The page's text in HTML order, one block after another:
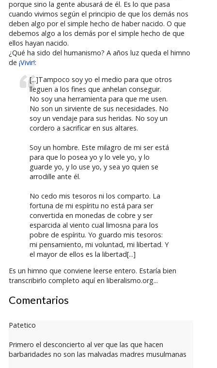
porque sino la gente abusará de él. Es lo que pasa
cuando vivimos según el principio de que los demás nos
deben algo por el simple hecho de haber nacido. O que
debemos algo a los demás por el simple hecho de que
ellos hayan nacido.
¿Qué ha sido del humanismo? A años luz queda el himno
de ¡Vivir!:
[...]Tampoco soy yo el medio para que otros
lleguen a los fines que anhelan conseguir.
No soy una herramienta para que me usen.
No son un sirviente de sus necesidades. No
soy un vendaje para sus heridas. No soy un
cordero a sacrificar en sus altares.
Soy un hombre. Este milagro de mi ser está
para que lo posea yo y lo vele yo, y lo
guarde yo, y lo use yo, y sea yo quien se
arrodille ante él.
No cedo mis tesoros ni los comparto. La
fortuna de mi espíritu no está para ser
convertida en monedas de cobre y ser
esparcida al viento cual limosna para los
pobre de espíritu. Yo guardo mis tesoros:
mi pensamiento, mi voluntad, mi libertad. Y
el mayor de ellos es la libertad[...]
Es un himno que conviene leerse entero. Estaría bien
transcribirlo completo aquí en liberalismo.org...
Comentarios
Patetico
Primero el desconcierto al ver que las que hacen
barbaridades no son las malvadas madres musulmanas